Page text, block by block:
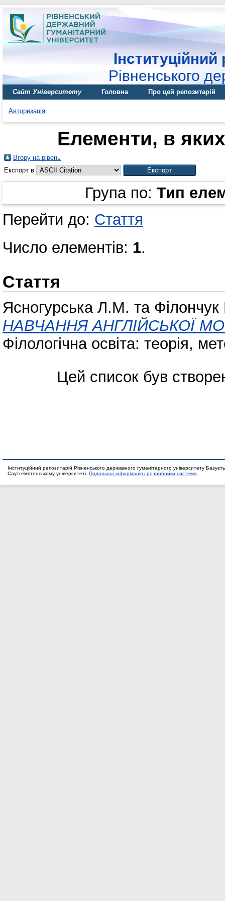
Інституційний
Рівненського
Сайт Університету Головна Про цей репозитарій
Авторизація
Елементи, в
Вгору на рівень
Експорт в
Група по: Тип
Перейти до: Стаття
Число елементів: 1.
Стаття
Ясногурська Л.М. та
НАВЧАННЯ АНГЛІЙСЬКОЇ
Філологічна освіта: теорія,
Цей список був
Інституційний репозитарій Рівненського державного гуманітарного університету
Саутгемптонському університеті. Подальша інформація і розробники системи